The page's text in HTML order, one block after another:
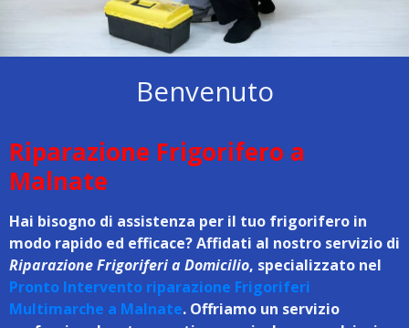
Benvenuto
Riparazione Frigorifero a
Malnate
Hai bisogno di assistenza per il tuo frigorifero in
modo rapido ed efficace? Affidati al nostro servizio di
Riparazione Frigoriferi a Domicilio, specializzato nel
Pronto Intervento riparazione Frigoriferi
Multimarche a Malnate. Offriamo un servizio